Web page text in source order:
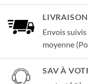
Envois
moyenne
SAV À